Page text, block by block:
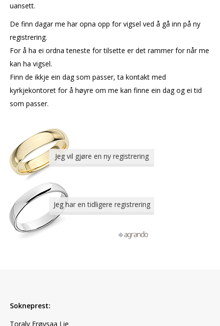
uansett.
De finn dagar me har opna opp for vigsel ved å gå inn på ny
registrering.
For å ha ei ordna teneste for tilsette er det rammer for når me
kan ha vigsel.
Finn de ikkje ein dag som passer, ta kontakt med
kyrkjekontoret for å høyre om me kan finne ein dag og ei tid
som passer.
Sokneprest:
Toralv Frøysaa Lie